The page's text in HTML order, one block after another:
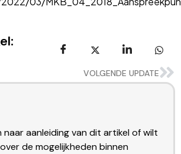
VOLGENDE UPDATE
naar aanleiding van dit artikel of wilt
de mogelijkheden binnen